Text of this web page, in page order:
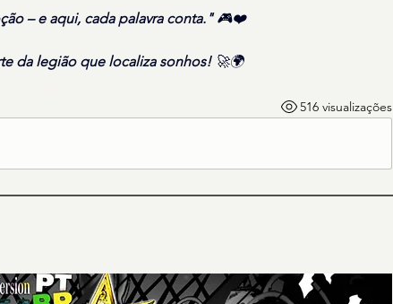
– e aqui, cada palavra conta." 🎮❤️
da legião que localiza sonhos! 🚀🌍
516 visualizações